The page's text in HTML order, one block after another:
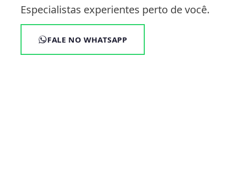
Especialistas experientes perto de você.
FALE NO WHATSAPP